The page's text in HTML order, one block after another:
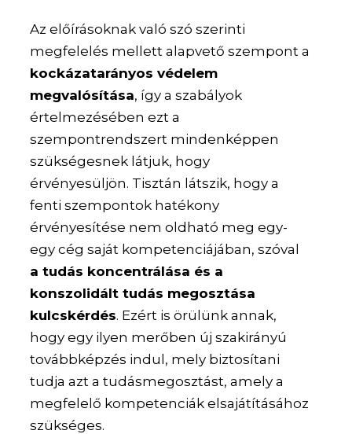
Az előírásoknak való szó szerinti
megfelelés mellett alapvető szempont a
kockázatarányos védelem
megvalósítása, így a szabályok
értelmezésében ezt a
szempontrendszert mindenképpen
szükségesnek látjuk, hogy
érvényesüljön. Tisztán látszik, hogy a
fenti szempontok hatékony
érvényesítése nem oldható meg egy-
egy cég saját kompetenciájában, szóval
a tudás koncentrálása és a
konszolidált tudás megosztása
kulcskérdés. Ezért is örülünk annak,
hogy egy ilyen merőben új szakirányú
továbbképzés indul, mely biztosítani
tudja azt a tudásmegosztást, amely a
megfelelő kompetenciák elsajátításához
szükséges.